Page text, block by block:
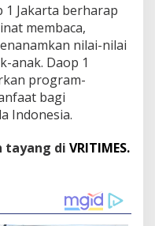
1 Jakarta berharap
membaca,
nilai-nilai
anak. Daop 1
program-
bagi
Indonesia.
tayang di VRITIMES.